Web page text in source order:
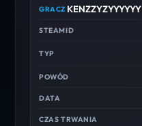
KENZZYZYYYYYY